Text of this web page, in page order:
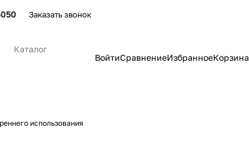
Заказать звонок
Каталог
ВойтиСравнениеИзбранноеКорзина
использования